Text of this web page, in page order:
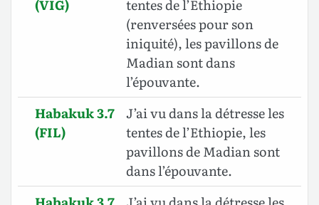
(VIG)
tentes de l’Ethiopie
(renversées pour son
iniquité), les pavillons de
Madian sont dans
l’épouvante.
Habakuk 3.7
(FIL)
J’ai vu dans la détresse les
tentes de l’Ethiopie, les
pavillons de Madian sont
dans l’épouvante.